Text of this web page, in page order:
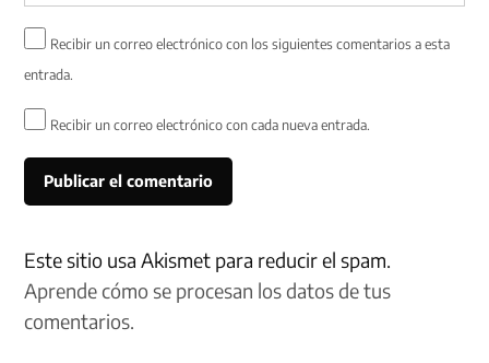
Recibir un correo electrónico con los siguientes comentarios a esta
entrada.
Recibir un correo electrónico con cada nueva entrada.
Este sitio usa Akismet para reducir el spam.
Aprende cómo se procesan los datos de tus
comentarios.